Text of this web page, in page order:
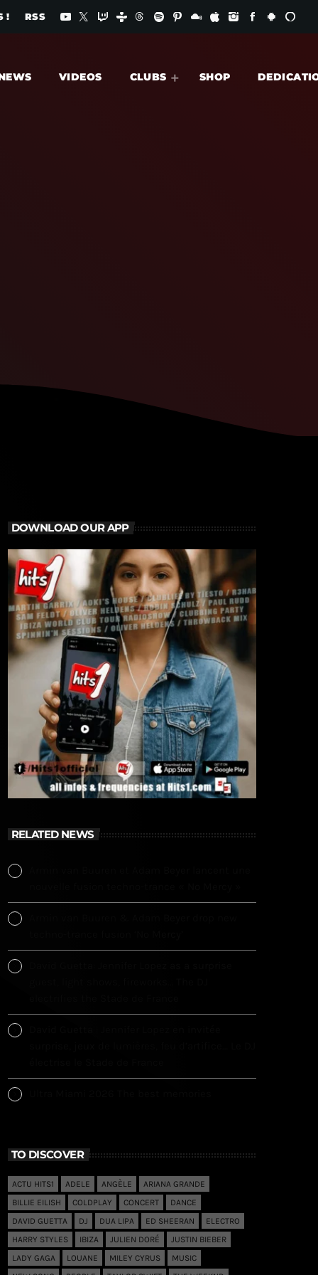
! RSS
VIDEOS CLUBS SHOP
DOWNLOAD OUR APP
RELATED NEWS
TO DISCOVER
ACTU HITS1 ADELE ANGÈLE
ARIANA GRANDE
BILLIE EILISH
COLDPLAY CONCERT
DANCE
DAVID GUETTA
DJ DUA LIPA ED SHEERAN
ELECTRO
HARRY STYLES
IBIZA JULIEN DORÉ
JUSTIN BIEBER
LADY GAGA
LOUANE MILEY CYRUS
MUSIC